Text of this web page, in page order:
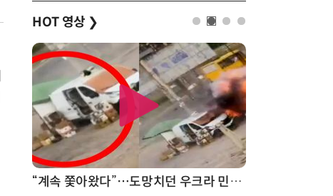
HOT 영상 ❯
“계속 쫓아왔다”…도망치던 우크라 민간인 공격한 러 자폭 드론